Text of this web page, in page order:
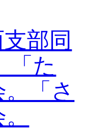
部同
た
「さ